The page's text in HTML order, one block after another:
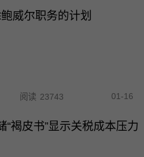
威尔职务的计划
阅读 23743 01-16
“褐皮书”显示关税成本压力